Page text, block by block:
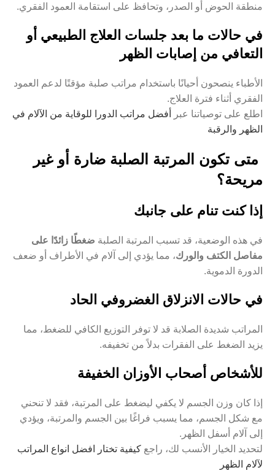
منطقة الحوض أو الصدر، وتحافظ على استقامة العمود الفقري.
في حالات ما بعد جلسات العلاج الطبيعي أو
التعافي من إصابات الظهر
الأطباء ينصحون أحيانًا باستخدام مراتب صلبة مؤقتًا لدعم العمود
الفقري أثناء فترة العلاج.
اطلع على توصياتنا عبر
أفضل مراتب الدورا للوقاية من الآلام في
الظهر والرقبة
متى تكون المرتبة الصلبة ضارة أو غير
مريحة؟
إذا كنت تنام على جانبك
في هذه الوضعية، قد تسبب المرتبة الصلبة ضغطًا زائدًا على
مفاصل الكتف والورك، مما يؤدي إلى آلام في الأطراف أو ضعف
الدورة الدموية.
في حالات الانزلاق الغضروفي الحاد
المراتب شديدة الصلابة قد لا توفر التوزيع الكافي للضغط، مما
يزيد الضغط على الفقرات بدلاً من تخفيفه.
للأشخاص أصحاب الأوزان الخفيفة
إذا كان وزن الجسم لا يكفي ليضغط على المرتبة، فقد لا تنحني
مع شكل الجسم، مما يسبب فراغًا بين الجسم والمرتبة، ويؤدي
إلى آلام أسفل الظهر.
لتحديد الخيار الأنسب لك، راجع كيفية تختار افضل انواع المراتب
لآلام الظهر